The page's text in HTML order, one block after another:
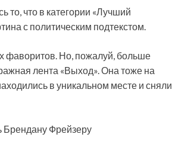
то, что в категории «Лучший
с политическим подтекстом.
фаворитов. Но, пожалуй, больше
лента «Выход». Она тоже на
в уникальном месте и сняли
Брендану Фрейзеру